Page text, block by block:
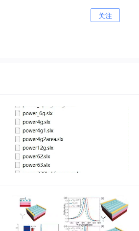
关注